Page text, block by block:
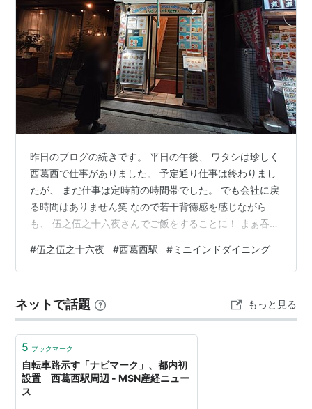
■JR中央・総武線（各駅停車）直通（ 西船橋以
東）…(至・津田沼駅)
リスト
駅キーワード
○リスト ：駅つきキーワード
昨日のブログの続きです。 平日の午後、 ワタシは珍しく
西葛西で仕事がありました。 予定通り仕事は終わりまし
たが、 まだ仕事は定時前の時間帯でした。 でも会社に戻
る時間はありません笑 なので若干背徳感を感じながら
も、 伍之伍之十六夜さんでご飯をすることに！ まぁ吞み
伍之十六夜さんは一品一品凝った料理ばかりで、 どれも
とっても美味しかったです。 さて一次会が終わってもま
イニングさんです～ はい、 2軒目に突入です～笑 1軒目
はわざと〆ずにお会計をし、 もう1軒行こうと決めていま
#伍之伍之十六夜 #西葛西駅 #ミニインドダイニング
ネットで話題 もっと見る
5 ブックマーク
自転車路示す「ナビマーク」、都内初
設置 西葛西駅周辺 - MSN産経ニュー
ス